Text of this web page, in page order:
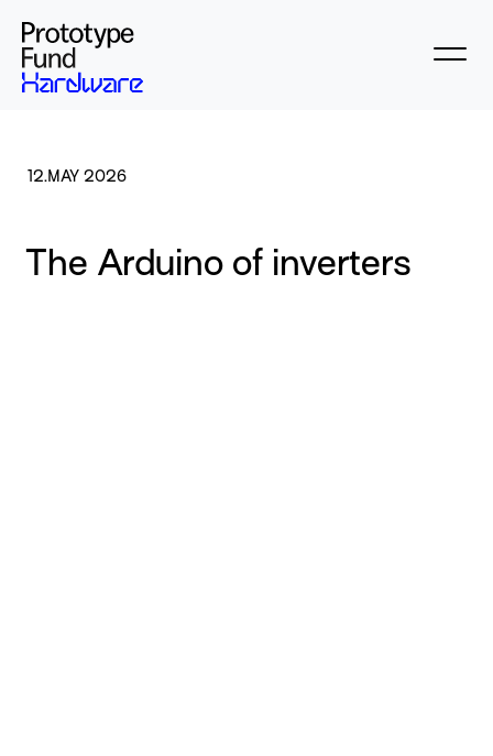
12.MAY 2026
The Arduino of inverters